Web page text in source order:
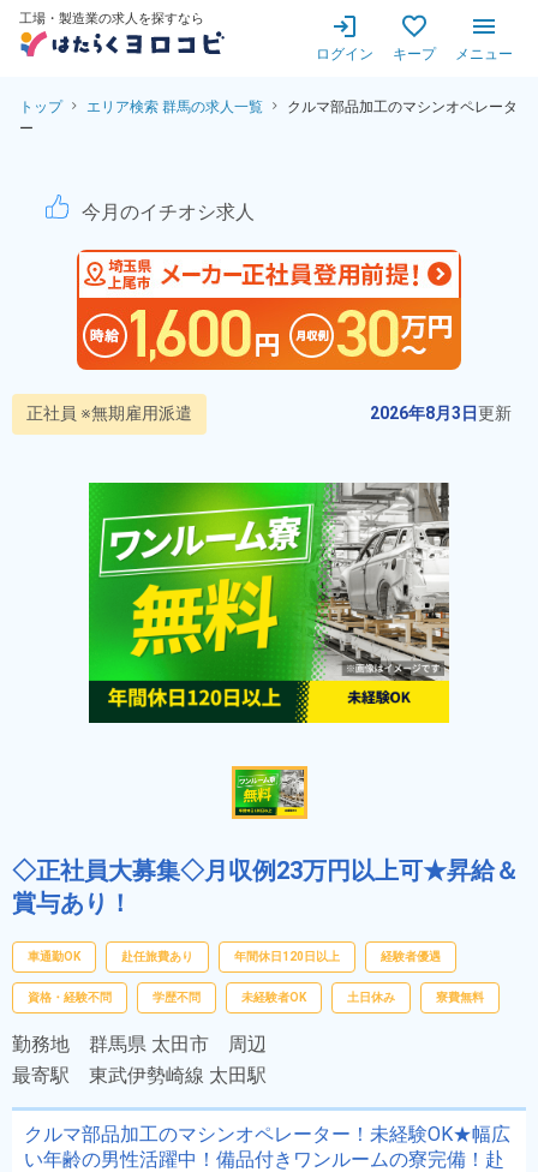
工場・製造業の求人を探すなら
ログイン キープ メニュー
トップ エリア検索 群馬の求人一覧
クルマ部品加工のマシンオペレータ
ー
クルマ部品加工のマシンオ
今月のイチオシ求人
正社員 ※無期雇用派遣 2026年8月3日更新
◇正社員大募集◇月収例23万円以上可★昇給＆
賞与あり！
車通勤OK 赴任旅費あり 年間休日120日以上 経験者優遇
資格・経験不問 学歴不問 未経験者OK 土日休み 寮費無料
勤務地 群馬県 太田市 周辺
最寄駅 東武伊勢崎線 太田駅
クルマ部品加工のマシンオペレーター！未経験OK★幅広
い年齢の男性活躍中！備品付きワンルームの寮完備！赴